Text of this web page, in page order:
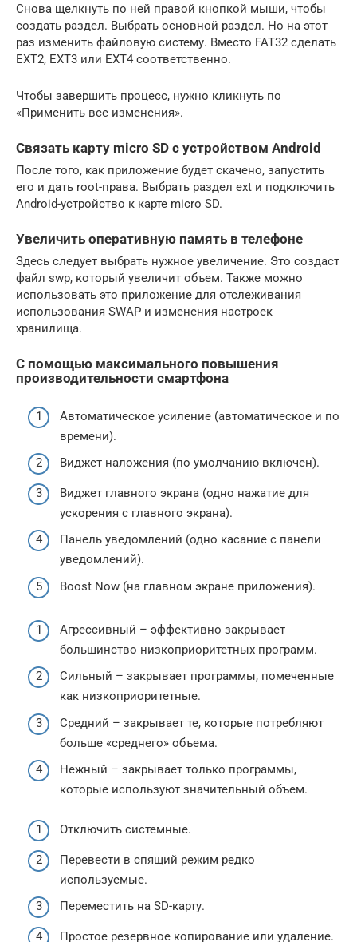
Снова щелкнуть по ней правой кнопкой мыши, чтобы
создать раздел. Выбрать основной раздел. Но на этот
раз изменить файловую систему. Вместо FAT32 сделать
EXT2, EXT3 или EXT4 соответственно.
Чтобы завершить процесс, нужно кликнуть по
«Применить все изменения».
Связать карту micro SD с устройством Android
После того, как приложение будет скачено, запустить
его и дать root-права. Выбрать раздел ext и подключить
Android-устройство к карте micro SD.
Увеличить оперативную память в телефоне
Здесь следует выбрать нужное увеличение. Это создаст
файл swp, который увеличит объем. Также можно
использовать это приложение для отслеживания
использования SWAP и изменения настроек
хранилища.
С помощью максимального повышения
производительности смартфона
Автоматическое усиление (автоматическое и по
времени).
Виджет наложения (по умолчанию включен).
Виджет главного экрана (одно нажатие для
ускорения с главного экрана).
Панель уведомлений (одно касание с панели
уведомлений).
Boost Now (на главном экране приложения).
Агрессивный – эффективно закрывает
большинство низкоприоритетных программ.
Сильный – закрывает программы, помеченные
как низкоприоритетные.
Средний – закрывает те, которые потребляют
больше «среднего» объема.
Нежный – закрывает только программы,
которые используют значительный объем.
Отключить системные.
Перевести в спящий режим редко
используемые.
Переместить на SD-карту.
Простое резервное копирование или удаление.